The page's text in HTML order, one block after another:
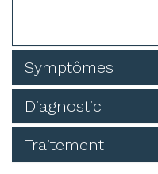
Symptômes
Diagnostic
Traitement